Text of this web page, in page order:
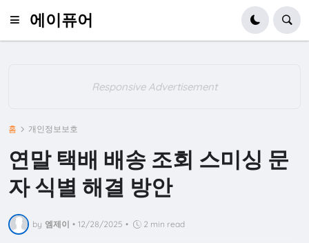
에이퓨어
Responsive Advertisement
홈 개인정보보호
연말 택배 배송 조회 스미싱 문
자 식별 해결 방안
by 엠제이 • 12/28/2025 • 2 min read